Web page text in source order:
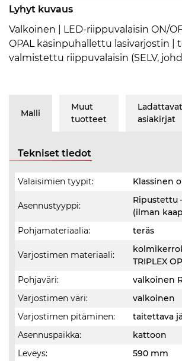
Lyhyt kuvaus
Valkoinen | LED-riippuvalaisin ON/
OPAL käsinpuhallettu lasivarjostin |
valmistettu riippuvalaisin (SELV,
Malli
Muut
tuotteet
Ladattavat
asiakirjat
Tekniset tiedot
Valaisimien tyypit: Klassinen
Asennustyyppi:
Ripustettu
(ilman
Pohjamateriaalia:
teräs
Varjostimen materiaali:
TRIPLEX
Pohjaväri:
valkoinen
Varjostimen väri:
valkoinen
Varjostimen pitäminen:
taitettava
Asennuspaikka:
kattoon
Leveys:
590 mm